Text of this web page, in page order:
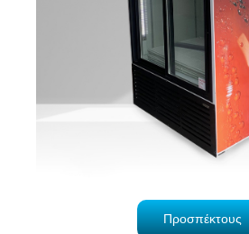
Προσπέκτους